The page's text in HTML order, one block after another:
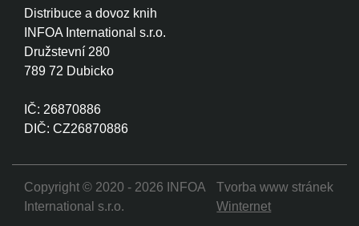
Distribuce a dovoz knih
INFOA International s.r.o.
Družstevní 280
789 72 Dubicko
IČ: 26870886
DIČ: CZ26870886
Copyright © 2020 - 2026 INFOA
International s.r.o.
Tvorba www stránek
Winternet